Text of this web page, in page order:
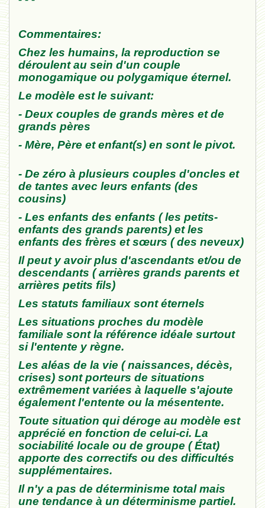
Commentaires:
Chez les humains, la reproduction se
déroulent au sein d'un couple
monogamique ou polygamique éternel.
Le modèle est le suivant:
- Deux couples de grands mères et de
grands pères
- Mère, Père etenfant(s) en sont le pivot.
- De zéro à plusieurs couples d'oncles et
de tantes avec leurs enfants (des
cousins)
- Les enfants des enfants ( les petits-
enfants des grands parents) et les
enfants des frères etsœurs (des neveux)
Il peut y avoirplus d'ascendants et/ou de
descendants ( arrières grands parents et
arrières petits fils)
Les statuts familiaux sont éternels
Les situations proches du modèle
familiale sont la référence idéale surtout
si l'entente y règne.
Les aléas de la vie ( naissances, décès,
crises) sont porteurs de situations
extrêmement variées à laquelle s'ajoute
égalementl'entente ou la mésentente.
Toute situation qui déroge au modèle est
apprécié en fonction de celui-ci. La
sociabilité locale ou de groupe (État)
apporte des correctifs ou des difficultés
supplémentaires.
Il n'y a pas de déterminisme total mais
une tendance à un déterminisme partiel.